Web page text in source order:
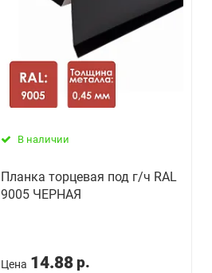
В наличии
Планка торцевая под г/ч RAL
9005 ЧЕРНАЯ
Цена 14.88 р.